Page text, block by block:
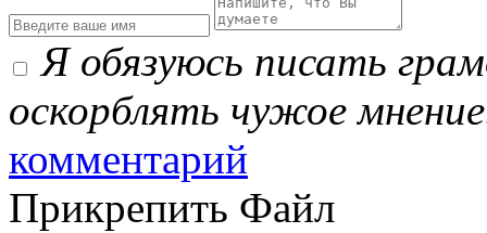
Я обязуюсь писать
оскорблять чужое
комментарий
Прикрепить Файл